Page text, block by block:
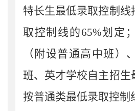
特长生最低录取控制线
取控制线的65%划定
（附设普通高中班 ）
班、英才学校自主招生
按普通类最低录取控制